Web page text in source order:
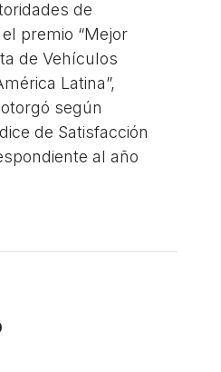
de
premio “Mejor
de Vehículos
Latina”,
según
de Satisfacción
al año